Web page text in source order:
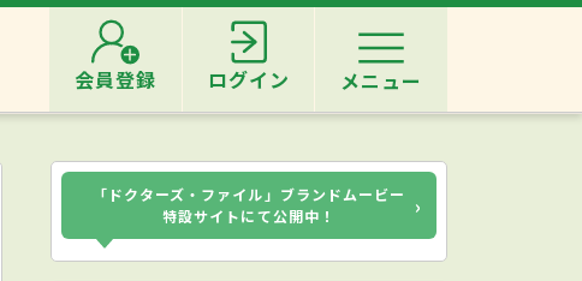
会員登録 ログイン メニュー
「ドクターズ・ファイル」ブランドムービー
特設サイトにて公開中！
›